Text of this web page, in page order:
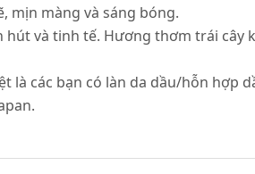
mịn màng và sáng bóng.
và tinh tế. Hương thơm trái cây
là các bạn có làn da dầu/hỗn hợp